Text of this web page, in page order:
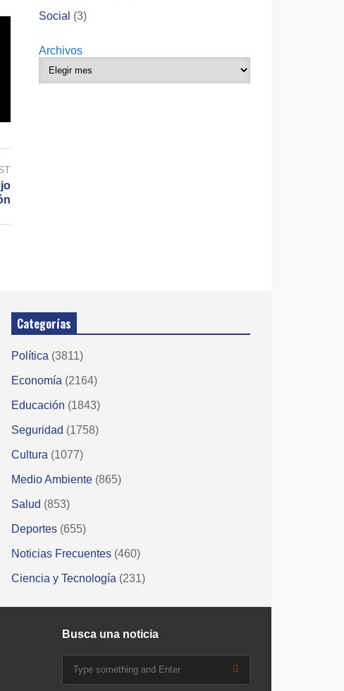
Social (3)
Archivos
Categorías
Política (3811)
Economía (2164)
Educación (1843)
Seguridad (1758)
Cultura (1077)
Medio Ambiente (865)
Salud (853)
Deportes (655)
Noticias Frecuentes (460)
Ciencia y Tecnología (231)
Busca una noticia